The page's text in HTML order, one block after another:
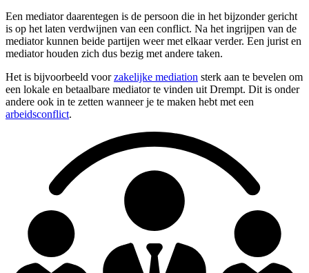
Een mediator daarentegen is de persoon die in het bijzonder gericht
is op het laten verdwijnen van een conflict. Na het ingrijpen van de
mediator kunnen beide partijen weer met elkaar verder. Een jurist en
mediator houden zich dus bezig met andere taken.
Het is bijvoorbeeld voorzakelijke mediation sterk aan te bevelen om
een lokale en betaalbare mediator te vinden uit Drempt. Dit is onder
andere ook in te zetten wanneer je te maken hebt met een
arbeidsconflict.